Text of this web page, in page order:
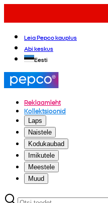
Leia Pepco kauplus
Abi keskus
Eesti
Reklaamleht
Kollektsioonid
Laps
Naistele
Kodukaubad
Imikutele
Meestele
Muud